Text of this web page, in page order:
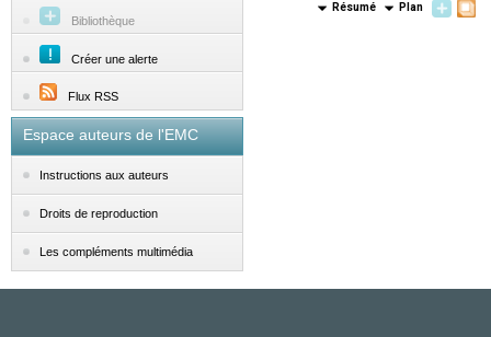
Bibliothèque
Créer une alerte
Flux RSS
Espace auteurs de l'EMC
Instructions aux auteurs
Droits de reproduction
Les compléments multimédia
Résumé Plan